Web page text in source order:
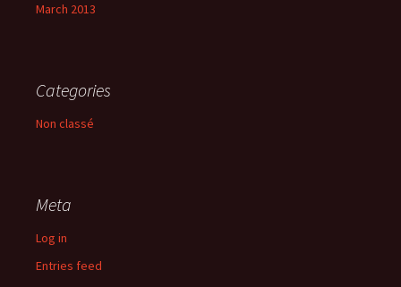
March 2013
Categories
Non classé
Meta
Log in
Entries feed